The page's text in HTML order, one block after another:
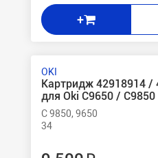
+
OKI
Картридж 42918914 /
для Oki C9650 /
C 9850, 9650
34